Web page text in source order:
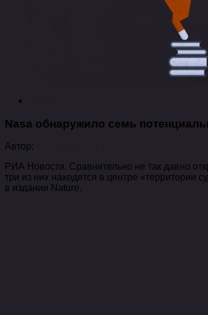
Nasa обнаружило семь
Автор:
·
РИА Новости. Сравнительно не так давно
три из них находятся в центре «территории
в издании Nature.